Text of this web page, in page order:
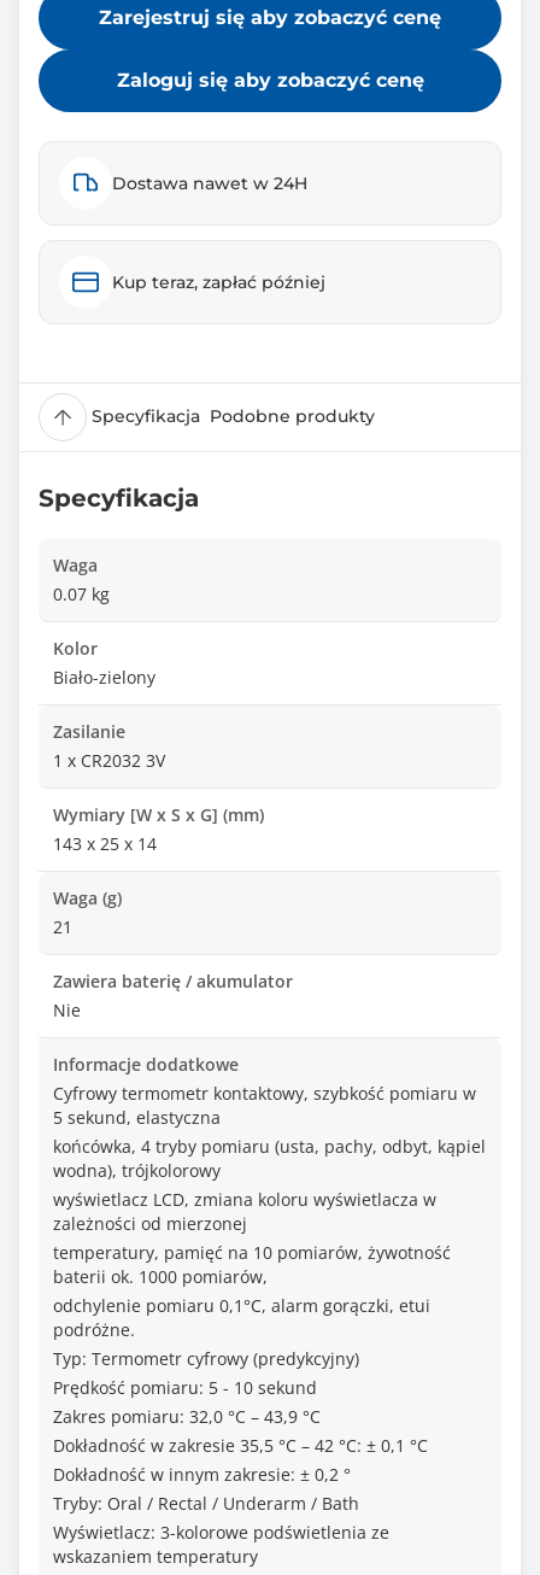
Zarejestruj się aby zobaczyć cenę
Zaloguj się aby zobaczyć cenę
Dostawa nawet w 24H
Kup teraz, zapłać później
Specyfikacja Podobne produkty
Specyfikacja
Waga
0.07 kg
Kolor
Biało-zielony
Zasilanie
1 x CR2032 3V
Wymiary [W x S x G] (mm)
143 x 25 x 14
Waga (g)
21
Zawiera baterię / akumulator
Nie
Informacje dodatkowe
Cyfrowy termometr kontaktowy, szybkość pomiaru w
5 sekund, elastyczna
końcówka, 4 tryby pomiaru (usta, pachy, odbyt, kąpiel
wodna), trójkolorowy
wyświetlacz LCD, zmiana koloru wyświetlacza w
zależności od mierzonej
temperatury, pamięć na 10 pomiarów, żywotność
baterii ok. 1000 pomiarów,
odchylenie pomiaru 0,1°C, alarm gorączki, etui
podróżne.
Typ: Termometr cyfrowy (predykcyjny)
Prędkość pomiaru: 5 - 10 sekund
Zakres pomiaru: 32,0 °C – 43,9 °C
Dokładność w zakresie 35,5 °C – 42 °C: ± 0,1 °C
Dokładność w innym zakresie: ± 0,2 °
Tryby: Oral / Rectal / Underarm / Bath
Wyświetlacz: 3-kolorowe podświetlenia ze
wskazaniem temperatury